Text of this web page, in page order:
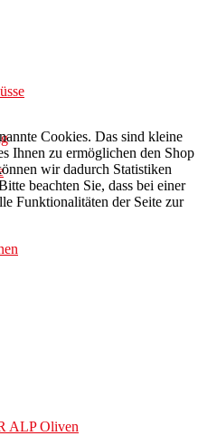
ALP Oliven
Cookies. Das sind kleine
Ihnen zu ermöglichen den Shop
wir dadurch Statistiken
beachten Sie, dass bei einer
Funktionalitäten der Seite zur